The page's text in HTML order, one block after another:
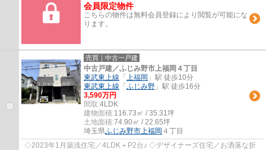
会員限定物件
こちらの物件は無料会員登録により閲覧が可能にな
ります。
売買｜中古一戸建
中古戸建／ふじみ野市上福岡４丁目
東武東上線 「 上福岡 」駅 徒歩10分
東武東上線 「 ふじみ野 」駅 徒歩16分
3,590万円
間取:4LDK
建物面積:116.73㎡ / 35.31坪
土地面積:74.90㎡ / 22.65坪
埼玉県ふじみ野市上福岡 ４丁目
◇2023年1月築浅住宅／4LDK＋P2台♪ ◇デザイナーズ住宅／お洒落な折